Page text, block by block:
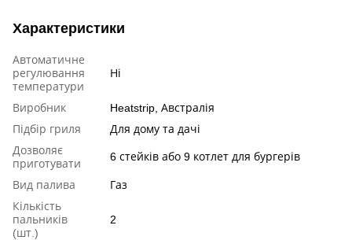
Характеристики
Автоматичне
регулювання
температури
Ні
Виробник
Heatstrip, Австралія
Підбір гриля
Для дому та дачі
Дозволяє
приготувати
6 стейків або 9 котлет для бургерів
Вид палива
Газ
Кількість
пальників
(шт.)
2